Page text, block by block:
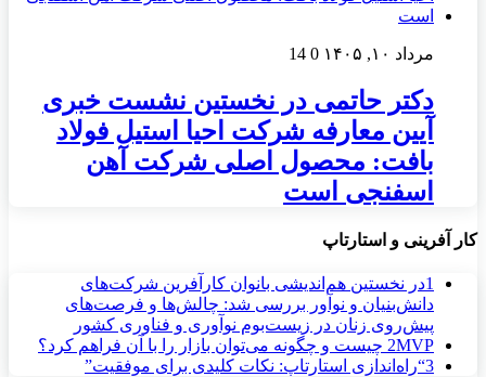
مرداد ۱۰, ۱۴۰۵ 0
14
دکتر حاتمی در نخستین نشست خبری
آیین معارفه شرکت احیا استیل فولاد
بافت: محصول اصلی شرکت آهن
اسفنجی است
کار آفرینی و استارتاپ
1در نخستین هم‌اندیشی بانوان کارآفرین شرکت‌های
دانش‌بنیان و نوآور بررسی شد: چالش‌ها و فرصت‌های
پیش‌روی زنان در زیست‌بوم نوآوری و فناوری کشور
2MVP چیست و چگونه می‌توان بازار را با آن فراهم کرد؟
3“راه‌اندازی استارتاپ: نکات کلیدی برای موفقیت”